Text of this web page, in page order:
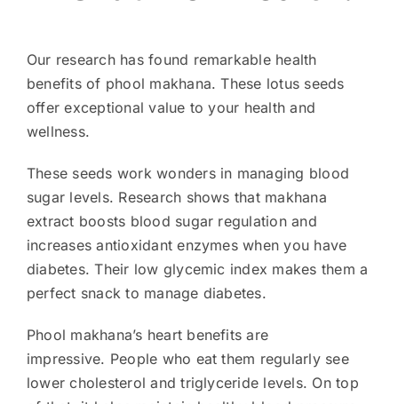
Our research has found remarkable health
benefits of phool makhana. These lotus seeds
offer exceptional value to your health and
wellness.
These seeds work wonders in managing blood
sugar levels. Research shows that makhana
extract boosts blood sugar regulation and
increases antioxidant enzymes when you have
diabetes. Their low glycemic index makes them a
perfect snack to manage diabetes.
Phool makhana’s heart benefits are
impressive. People who eat them regularly see
lower cholesterol and triglyceride levels. On top